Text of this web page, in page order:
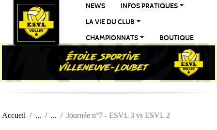
NEWS
INFOS PRATIQUES
LA VIE DU CLUB
CHAMPIONNATS
BOUTIQUE
Accueil Journée n°7 - ESVL 3 vs ESVL 2
Panneau de gestion des cookies